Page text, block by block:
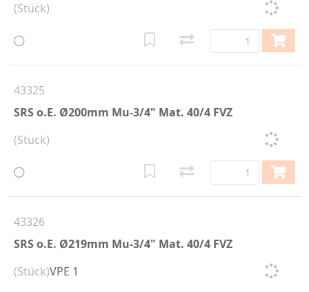
(Stück)
43325
SRS o.E. Ø200mm Mu-3/4" Mat. 40/4 FVZ
(Stück)
43326
SRS o.E. Ø219mm Mu-3/4" Mat. 40/4 FVZ
(Stück)VPE 1